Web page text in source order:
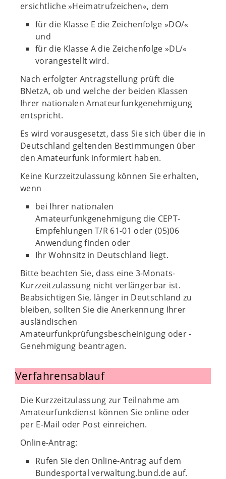
ersichtliche »Heimatrufzeichen«, dem
für die Klasse E die Zeichenfolge »DO/«
und
für die Klasse A die Zeichenfolge »DL/«
vorangestellt wird.
Nach erfolgter Antragstellung prüft die
BNetzA, ob und welche der beiden Klassen
Ihrer nationalen Amateurfunkgenehmigung
entspricht.
Es wird vorausgesetzt, dass Sie sich über die in
Deutschland geltenden Bestimmungen über
den Amateurfunk informiert haben.
Keine Kurzzeitzulassung können Sie erhalten,
wenn
bei Ihrer nationalen
Amateurfunkgenehmigung die CEPT-
Empfehlungen T/R 61-01 oder (05)06
Anwendung finden oder
Ihr Wohnsitz in Deutschland liegt.
Bitte beachten Sie, dass eine 3-Monats-
Kurzzeitzulassung nicht verlängerbar ist.
Beabsichtigen Sie, länger in Deutschland zu
bleiben, sollten Sie die Anerkennung Ihrer
ausländischen
Amateurfunkprüfungsbescheinigung oder -
Genehmigung beantragen.
Verfahrensablauf
Die Kurzzeitzulassung zur Teilnahme am
Amateurfunkdienst können Sie online oder
per E-Mail oder Post einreichen.
Online-Antrag:
Rufen Sie den Online-Antrag auf dem
Bundesportal verwaltung.bund.de auf.